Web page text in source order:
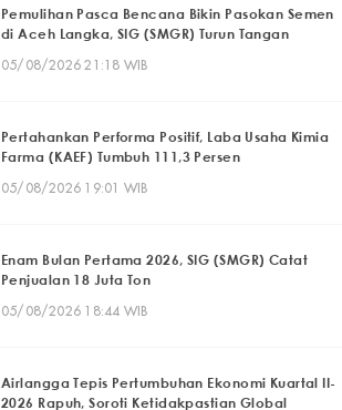
Pemulihan Pasca Bencana Bikin Pasokan Semen
di Aceh Langka, SIG (SMGR) Turun Tangan
05/08/2026 21:18 WIB
Pertahankan Performa Positif, Laba Usaha Kimia
Farma (KAEF) Tumbuh 111,3 Persen
05/08/2026 19:01 WIB
Enam Bulan Pertama 2026, SIG (SMGR) Catat
Penjualan 18 Juta Ton
05/08/2026 18:44 WIB
Airlangga Tepis Pertumbuhan Ekonomi Kuartal II-
2026 Rapuh, Soroti Ketidakpastian Global